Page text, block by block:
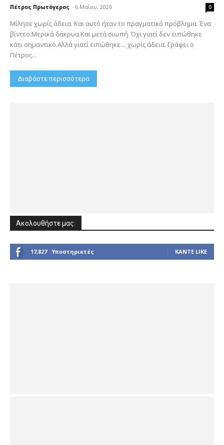
Πέτρος Πρωτόγερος - 6 Μαΐου, 2026 0
Μίλησε χωρίς άδεια. Και αυτό ήταν το πραγματικό πρόβλημα. Ένα
βίντεο.Μερικά δάκρυα.Και μετά σιωπή. Όχι γιατί δεν ειπώθηκε
κάτι σημαντικό.Αλλά γιατί ειπώθηκε… χωρίς άδεια. Γράφει ο
Πέτρος...
Διαβάστε περισσότερα
Ακολουθήστε μας:
17,827 Υποστηρικτές ΚΆΝΤΕ LIKE